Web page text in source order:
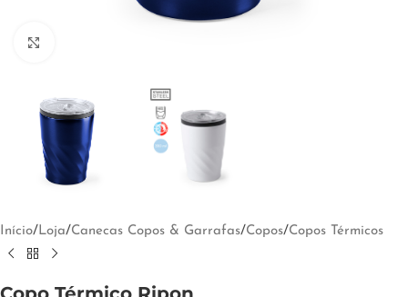
Início/Loja/Canecas Copos & Garrafas/Copos/Copos Térmicos